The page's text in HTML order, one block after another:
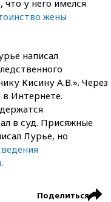
что у него имелся
жены
написал
Кисину А.В.». Через
Интернете.
в суд. Присяжные
Лурье, но
.
Поделиться